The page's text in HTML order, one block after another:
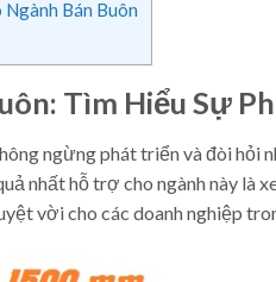
Bán Buôn
Tìm Hiểu Sự
ngừng phát triển và đòi hỏi
nhất hỗ trợ cho ngành này là
vời cho các doanh nghiệp